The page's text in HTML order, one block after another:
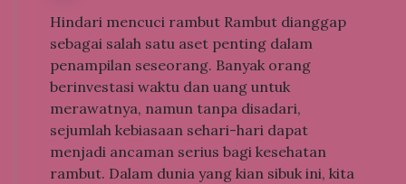
Hindari mencuci rambut Rambut dianggap
sebagai salah satu aset penting dalam
penampilan seseorang. Banyak orang
berinvestasi waktu dan uang untuk
merawatnya, namun tanpa disadari,
sejumlah kebiasaan sehari-hari dapat
menjadi ancaman serius bagi kesehatan
rambut. Dalam dunia yang kian sibuk ini, kita